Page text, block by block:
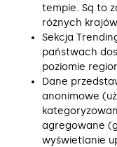
tempie. Są to
różnych
Sekcja
państwach
poziomie
Dane
anonimowe
agregowane
wyświetlanie